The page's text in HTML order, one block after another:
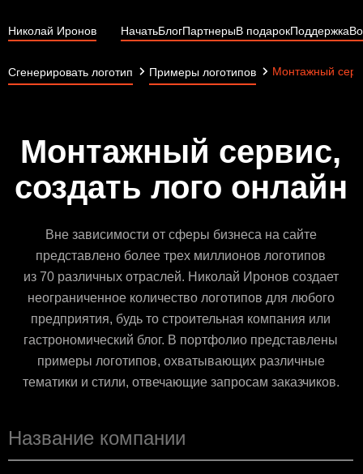
Николай Иронов НачатьБлогПартнерыВ подарокПоддержка
Сгенерировать логотип Примеры логотипов Монтажный
Монтажный сервис,
создать лого онлайн
Вне зависимости от сферы бизнеса на сайте
представлено более трех миллионов логотипов
из 70 различных отраслей. Николай Иронов создает
неограниченное количество логотипов для любого
предприятия, будь то строительная компания или
гастрономический блог. В портфолио представлены
примеры логотипов, охватывающих различные
тематики и стили, отвечающие запросам заказчиков.